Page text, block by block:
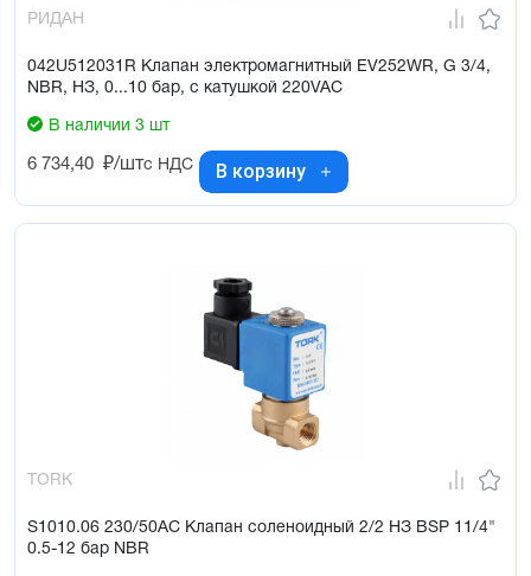
РИДАН
042U512031R Клапан электромагнитный EV252WR, G 3/4,
NBR, НЗ, 0...10 бар, с катушкой 220VAC
В наличии 3 шт
6 734,40 ₽/штс НДС В корзину
TORK
S1010.06 230/50AC Клапан соленоидный 2/2 НЗ BSP 11/4"
0.5-12 бар NBR